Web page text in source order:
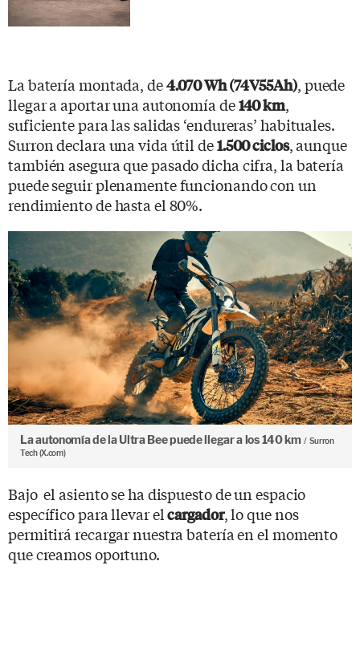
La batería montada, de4.070 Wh (74V55Ah), puede
llegar a aportar una autonomía de140 km,
suficiente para las salidas ‘endureras’ habituales.
Surron declara una vida útil de1.500 ciclos, aunque
también asegura que pasado dicha cifra, la batería
puede seguir plenamente funcionando con un
rendimiento de hasta el 80%.
La autonomía de la Ultra Bee puede llegar a los 140 km
Surron
Tech (X.com)
Bajo el asiento se ha dispuesto de un espacio
específico para llevar elcargador, lo que nos
permitirá recargar nuestra batería en el momento
que creamos oportuno.